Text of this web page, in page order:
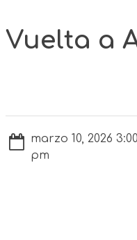
Vuelta a
marzo 10, 2026 3:00
pm